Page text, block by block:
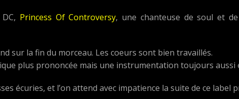
Princess Of Controversy, une chanteuse de soul et
sur la fin du morceau. Les coeurs sont bien travaillés.
plus prononcée mais une instrumentation toujours aussi
écuries, et l’on attend avec impatience la suite de ce label